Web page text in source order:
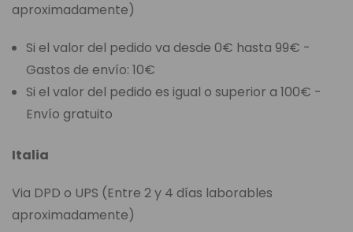
aproximadamente)
Si el valor del pedido va desde 0€ hasta 99€ -
Gastos de envío: 10€
Si el valor del pedido es igual o superior a 100€ -
Envío gratuito
Italia
Via DPD o UPS (Entre 2 y 4 días laborables
aproximadamente)